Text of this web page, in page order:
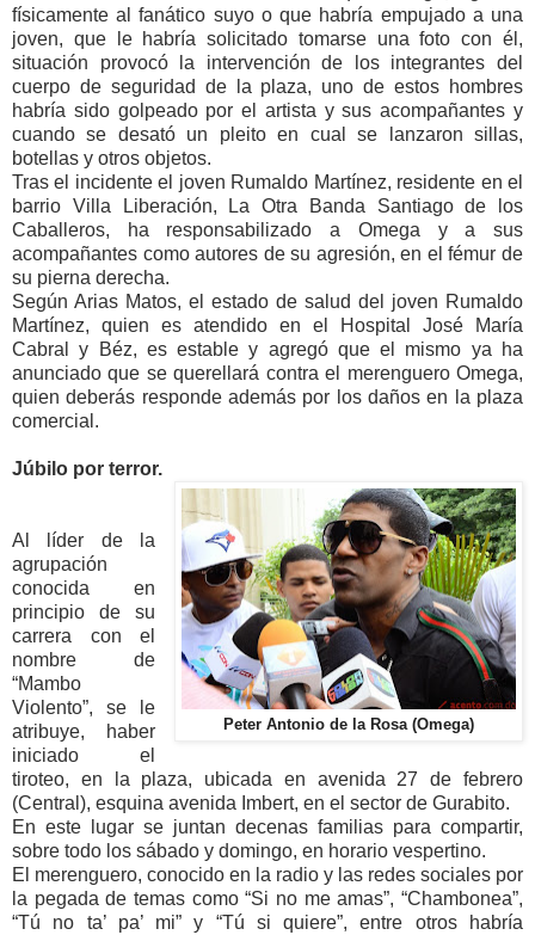
físicamente al fanático suyo o que habría empujado a una
joven, que le habría solicitado tomarse una foto con él,
situación provocó la intervención de los integrantes del
cuerpo de seguridad de la plaza, uno de estos hombres
habría sido golpeado por el artista y sus acompañantes y
cuando se desató un pleito en cual se lanzaron sillas,
botellas y otros objetos.
Tras el incidente el joven Rumaldo Martínez, residente en el
barrio Villa Liberación, La Otra Banda Santiago de los
Caballeros, ha responsabilizado a Omega y a sus
acompañantes como autores de su agresión, en el fémur de
su pierna derecha.
Según Arias Matos, el estado de salud del joven Rumaldo
Martínez, quien es atendido en el Hospital José María
Cabral y Béz, es estable y agregó que el mismo ya ha
anunciado que se querellará contra el merenguero Omega,
quien deberás responde además por los daños en la plaza
comercial.
Júbilo por terror.
Peter Antonio de la Rosa (Omega)
Al líder de la
agrupación
conocida en
principio de su
carrera con el
nombre de
“Mambo
Violento”, se le
atribuye, haber
iniciado el
tiroteo, en la plaza, ubicada en avenida 27 de febrero
(Central), esquina avenida Imbert, en el sector de Gurabito.
En este lugar se juntan decenas familias para compartir,
sobre todo los sábado y domingo, en horario vespertino.
El merenguero, conocido en la radio y las redes sociales por
la pegada de temas como “Si no me amas”, “Chambonea”,
“Tú no ta’ pa’ mi” y “Tú si quiere”, entre otros habría